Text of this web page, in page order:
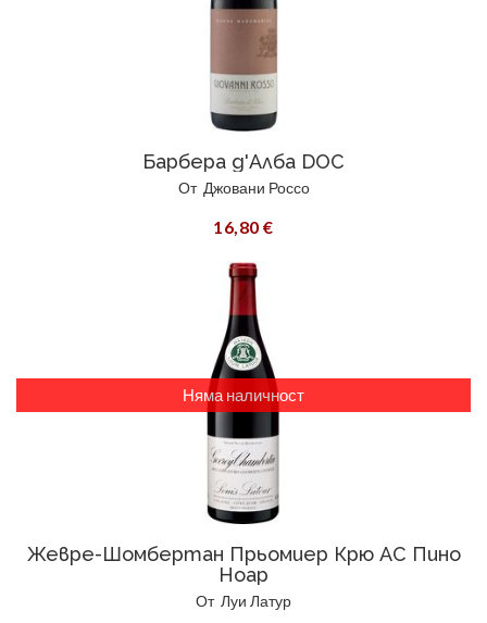
Барбера д'Алба DOC
От Джовани Россо
16,80 €
Жевре-Шомбертан Прьомиер Крю АС Пино
Ноар
От Луи Латур
Няма наличност